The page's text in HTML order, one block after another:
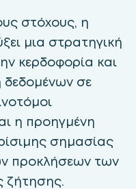
στόχους, η
μια στρατηγική
κερδοφορία και
σε
η προηγμένη
σημασίας
προκλήσεων των
ζήτησης.